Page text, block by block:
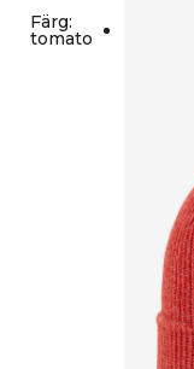
Färg:
tomato